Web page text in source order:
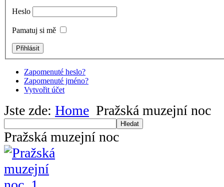
Heslo
Pamatuj si mě
Zapomenuté heslo?
Zapomenuté jméno?
Vytvořit účet
Jste zde: Home Pražská muzejní noc
Hledat
Pražská muzejní noc